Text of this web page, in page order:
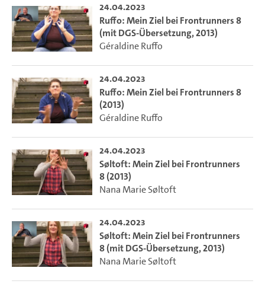
24.04.2023
Ruffo: Mein Ziel bei Frontrunners 8
(mit DGS-Übersetzung, 2013)
Géraldine Ruffo
24.04.2023
Ruffo: Mein Ziel bei Frontrunners 8
(2013)
Géraldine Ruffo
24.04.2023
Søltoft: Mein Ziel bei Frontrunners
8 (2013)
Nana Marie Søltoft
24.04.2023
Søltoft: Mein Ziel bei Frontrunners
8 (mit DGS-Übersetzung, 2013)
Nana Marie Søltoft